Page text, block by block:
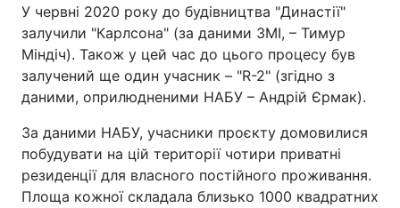
У червні 2020 року до будівництва "Династії"
залучили "Карлсона" (за даними ЗМІ, – Тимур
Міндіч). Також у цей час до цього процесу був
залучений ще один учасник – "R-2" (згідно з
даними, оприлюдненими НАБУ – Андрій Єрмак).
За даними НАБУ, учасники проєкту домовилися
побудувати на цій території чотири приватні
резиденції для власного постійного проживання.
Площа кожної складала близько 1000 квадратних